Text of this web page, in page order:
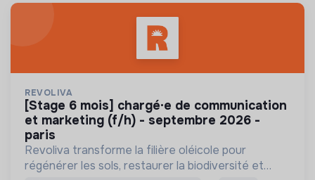
REVOLIVA
[stage 6 mois] chargé·e de communication
et marketing (f/h) - septembre 2026 -
paris
Revoliva transforme la filière oléicole pour
régénérer les sols, restaurer la biodiversité et